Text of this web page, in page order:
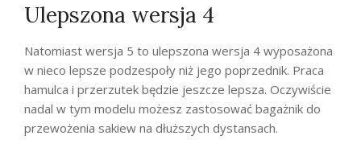
Ulepszona wersja 4
Natomiast wersja 5 to ulepszona wersja 4 wyposażona
w nieco lepsze podzespoły niż jego poprzednik. Praca
hamulca i przerzutek będzie jeszcze lepsza. Oczywiście
nadal w tym modelu możesz zastosować bagażnik do
przewożenia sakiew na dłuższych dystansach.